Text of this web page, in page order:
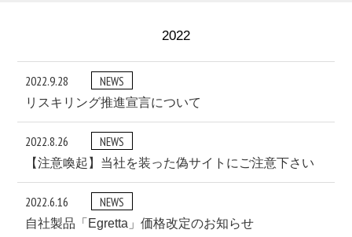
2022
2022.9.28 NEWS
リスキリング推進宣言について
2022.8.26 NEWS
【注意喚起】当社を装った偽サイトにご注意下さい
2022.6.16 NEWS
自社製品「Egretta」価格改定のお知らせ